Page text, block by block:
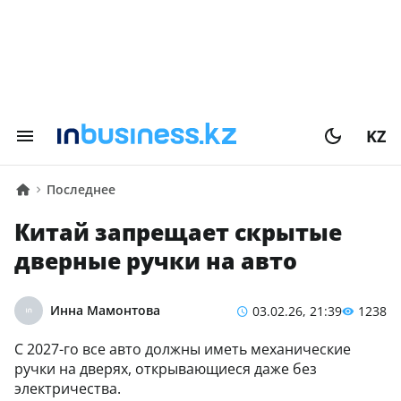
KZ
Последнее
Китай запрещает скрытые
дверные ручки на авто
Инна Мамонтова 03.02.26, 21:39 1238
С 2027-го все авто должны иметь механические
ручки на дверях, открывающиеся даже без
электричества.